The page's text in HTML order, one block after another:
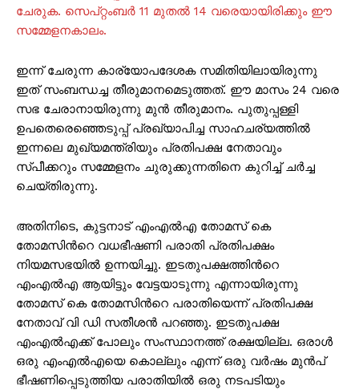
ചേരുക. സെപ്റ്റംബർ 11 മുതൽ 14 വരെയായിരിക്കും ഈ
സമ്മേളനകാലം.
ഇന്ന് ചേരുന്ന കാര്യോപദേശക സമിതിയിലായിരുന്നു
ഇത് സംബന്ധച്ച തീരുമാനമെടുത്തത്. ഈ മാസം 24 വരെ
സഭ ചേരാനായിരുന്നു മുൻ തീരുമാനം. പുതുപ്പള്ളി
ഉപതെരെഞ്ഞെടുപ്പ് പ്രഖ്യാപിച്ച സാഹചര്യത്തിൽ
ഇന്നലെ മുഖ്യമന്ത്രിയും പ്രതിപക്ഷ നേതാവും
സ്പീക്കറും സമ്മേളനം ചുരുക്കുന്നതിനെ കുറിച്ച് ചർച്ച
ചെയ്തിരുന്നു.
അതിനിടെ, കുട്ടനാട് എംഎല്‍എ തോമസ് കെ
തോമസിന്‍റെ വധഭീഷണി പരാതി പ്രതിപക്ഷം
നിയമസഭയില്‍ ഉന്നയിച്ചു. ഇടതുപക്ഷത്തിന്‍റെ
എംഎൽഎ ആയിട്ടും വേട്ടയാടുന്നു എന്നായിരുന്നു
തോമസ് കെ തോമസിന്‍റെ പരാതിയെന്ന് പ്രതിപക്ഷ
നേതാവ് വി ഡി സതീശന്‍ പറഞ്ഞു. ഇടതുപക്ഷ
എംഎല്‍എക്ക് പോലും സംസ്ഥാനത്ത് രക്ഷയില്ല. ഒരാൾ
ഒരു എംഎല്‍എയെ കൊല്ലും എന്ന് ഒരു വർഷം മുൻപ്
ഭീഷണിപ്പെടുത്തിയ പരാതിയിൽ ഒരു നടപടിയും